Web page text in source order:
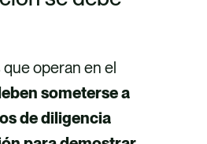
operan en el
someterse a
de diligencia